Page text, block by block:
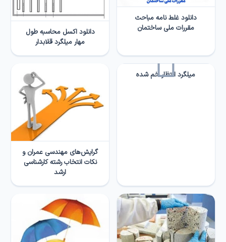
دانلود غلط نامه مباحث
مقررات ملی ساختمان
دانلود اکسل محاسبه طول
مهار میلگرد قلابدار
میلگرد انتظار خم شده
گرایش‌های مهندسی عمران و
نکات انتخاب رشته کارشناسی
ارشد